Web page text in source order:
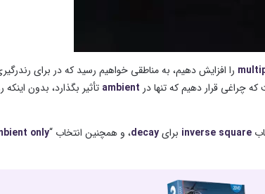
را افزایش دهیم، به مناطقی خواهیم رسید که در برای
چراغی قرار دهیم که تنها در ambient تأثیر بگذارد، بدون
inverse square برایdecay، و همچنین انتخاب “only